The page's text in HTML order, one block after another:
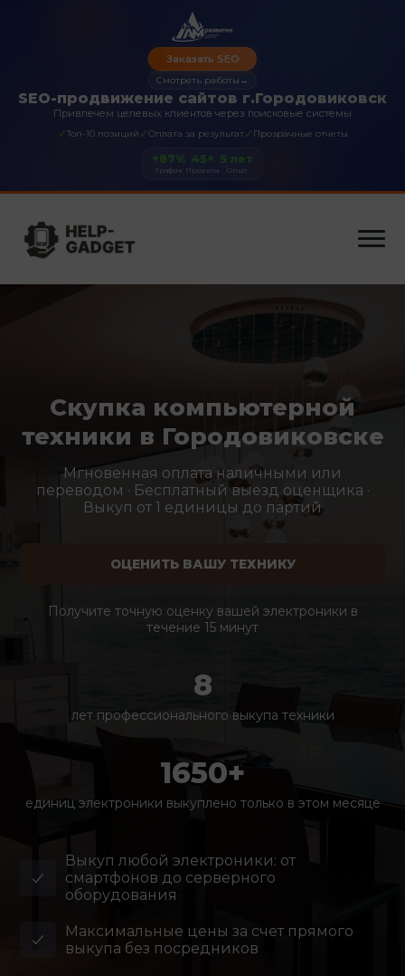
SEO-продвижение сайтов г.Городовиковск
Привлечем целевых клиентов через поисковые системы
✓Топ-10 позиций ✓Оплата за результат✓ Прозрачные отчеты
Заказать SEO
Смотреть работы →
+87%
Трафик
45+
Проекты
5 лет
Опыт
Скупка компьютерной
техники в Городовиковске
Мгновенная оплата наличными или
переводом · Бесплатный выезд оценщика ·
Выкуп от 1 единицы до партий
ОЦЕНИТЬ ВАШУ ТЕХНИКУ
Получите точную оценку вашей электроники в
течение 15 минут
8
лет профессионального выкупа техники
1650+
единиц электроники выкуплено только в этом месяце
Выкуп любой электроники: от
смартфонов до серверного
оборудования
Максимальные цены за счет прямого
выкупа без посредников